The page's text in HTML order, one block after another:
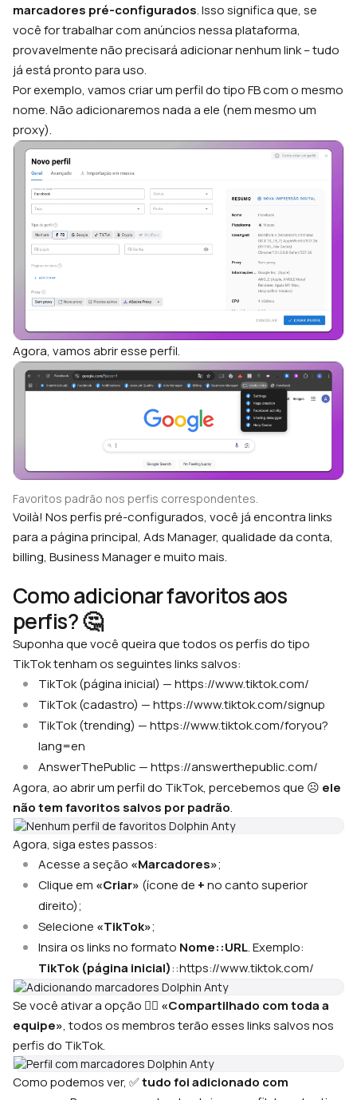
marcadores pré-configurados. Isso significa que, se
você for trabalhar com anúncios nessa plataforma,
provavelmente não precisará adicionar nenhum link – tudo
já está pronto para uso.
Por exemplo, vamos criar um perfil do tipo FB com o mesmo
nome. Não adicionaremos nada a ele (nem mesmo um
proxy).
Agora, vamos abrir esse perfil.
Favoritos padrão nos perfis correspondentes.
Voilà! Nos perfis pré-configurados, você já encontra links
para a página principal, Ads Manager, qualidade da conta,
billing, Business Manager e muito mais.
Como adicionar favoritos aos
perfis? 🤔
Suponha que você queira que todos os perfis do tipo
TikTok tenham os seguintes links salvos:
TikTok (página inicial) — https://www.tiktok.com/
TikTok (cadastro) — https://www.tiktok.com/signup
TikTok (trending) — https://www.tiktok.com/foryou?
lang=en
AnswerThePublic — https://answerthepublic.com/
Agora, ao abrir um perfil do TikTok, percebemos que ☹️ ele
não tem favoritos salvos por padrão.
Agora, siga estes passos:
Acesse a seção «Marcadores»;
Clique em «Criar» (ícone de +no canto superior
direito);
Selecione «TikTok»;
Insira os links no formato Nome::URL. Exemplo:
TikTok (página inicial)::https://www.tiktok.com/
Se você ativar a opção 🙋‍♂️ «Compartilhado com toda a
equipe», todos os membros terão esses links salvos nos
perfis do TikTok.
Como podemos ver, ✅tudo foi adicionado com